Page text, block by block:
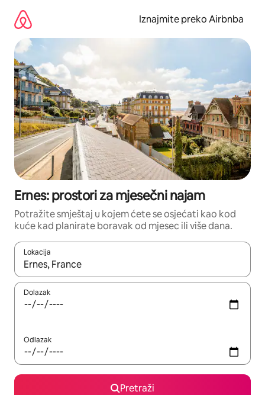
sadržaj
Iznajmite preko Airbnba
Ernes: prostori za mjesečni najam
Potražite smještaj u kojem ćete se osjećati kao kod
kuće kad planirate boravak od mjesec ili više dana.
Lokacija
Kada budu dostupni rezultati, moći ćete ih pregledati
Dolazak
Odlazak
Pretraži